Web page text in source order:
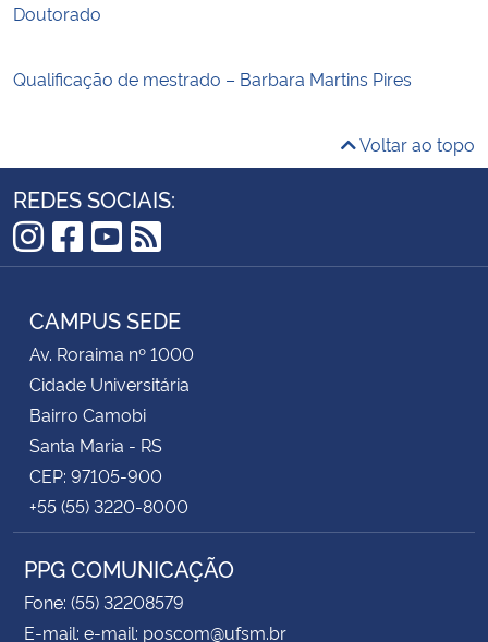
Doutorado
Qualificação de mestrado – Barbara Martins Pires
Voltar ao topo
REDES SOCIAIS:
Instagram
Facebook
YouTube
RSS
CAMPUS SEDE
Av. Roraima nº 1000
Cidade Universitária
Bairro Camobi
Santa Maria - RS
CEP: 97105-900
+55 (55) 3220-8000
PPG COMUNICAÇÃO
Fone: (55) 32208579
E-mail: e-mail: poscom@ufsm.br